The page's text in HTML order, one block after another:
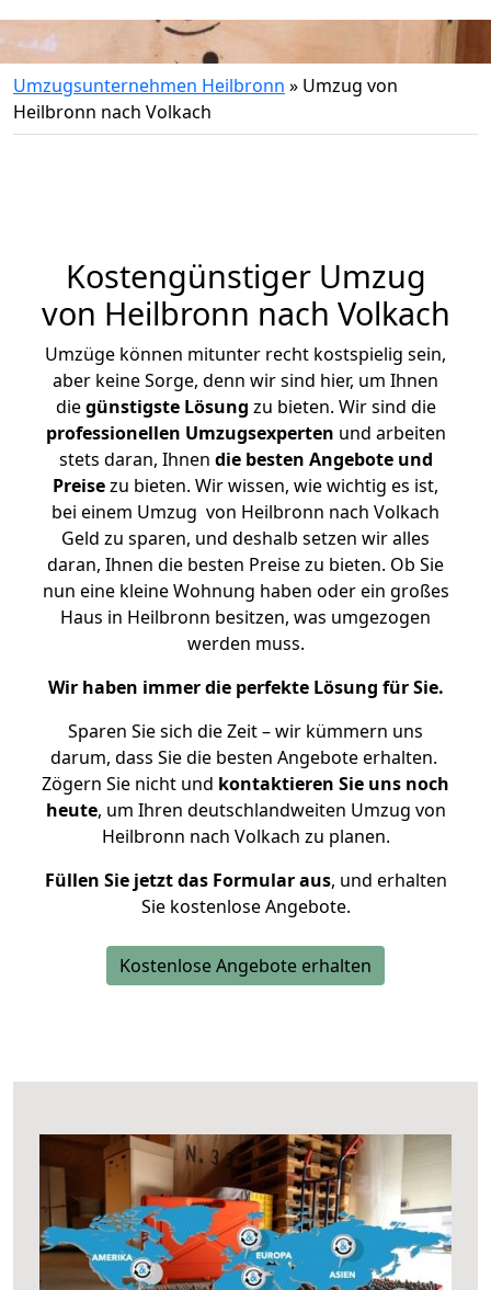
Umzugsunternehmen Heilbronn » Umzug von
Heilbronn nach Volkach
Kostengünstiger Umzug
von Heilbronn nach Volkach
Umzüge können mitunter recht kostspielig sein,
aber keine Sorge, denn wir sind hier, um Ihnen
diegünstigste Lösung zu bieten. Wir sind die
professionellen Umzugsexperten und arbeiten
stets daran, Ihnen die besten Angebote und
Preisezu bieten. Wir wissen, wie wichtig es ist,
bei einem Umzug von Heilbronn nach Volkach
Geld zu sparen, und deshalb setzen wir alles
daran, Ihnen die besten Preise zu bieten. Ob Sie
nun eine kleine Wohnung haben oder ein großes
Haus in Heilbronn besitzen, was umgezogen
werden muss.
Wir haben immer die perfekte Lösung für Sie.
Sparen Sie sich die Zeit – wir kümmern uns
darum, dass Sie die besten Angebote erhalten.
Zögern Sie nicht und kontaktieren Sie uns noch
heute, um Ihren deutschlandweiten Umzug von
Heilbronn nach Volkach zu planen.
Füllen Sie jetzt das Formular aus, und erhalten
Sie kostenlose Angebote.
Kostenlose Angebote erhalten